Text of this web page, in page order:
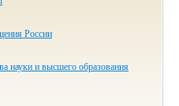
России
науки и высшего образования